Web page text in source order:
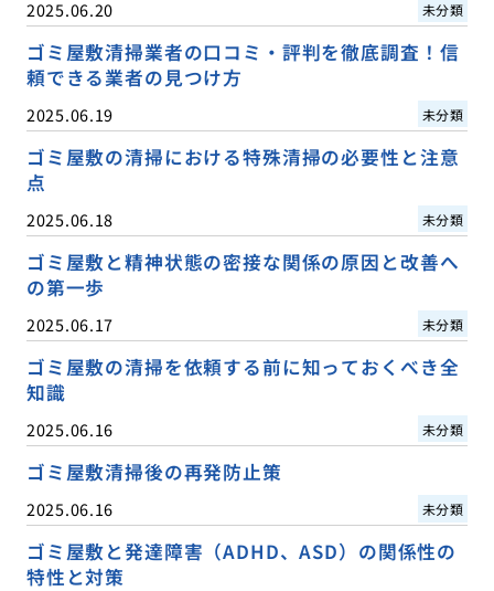
2025.06.20 未分類
ゴミ屋敷清掃業者の口コミ・評判を徹底調査！信
頼できる業者の見つけ方
2025.06.19 未分類
ゴミ屋敷の清掃における特殊清掃の必要性と注意
点
2025.06.18 未分類
ゴミ屋敷と精神状態の密接な関係の原因と改善へ
の第一歩
2025.06.17 未分類
ゴミ屋敷の清掃を依頼する前に知っておくべき全
知識
2025.06.16 未分類
ゴミ屋敷清掃後の再発防止策
2025.06.16 未分類
ゴミ屋敷と発達障害（ADHD、ASD）の関係性の
特性と対策